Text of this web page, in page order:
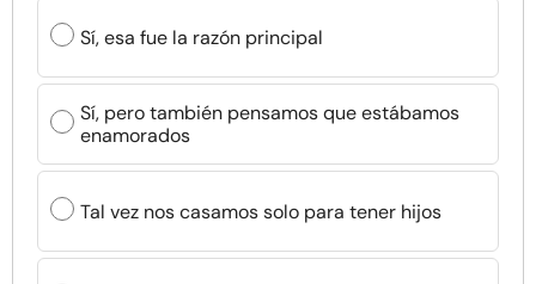
Sí, esa fue la razón principal
Sí, pero también pensamos que estábamos
enamorados
Tal vez nos casamos solo para tener hijos